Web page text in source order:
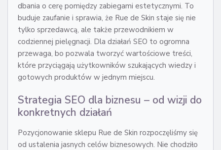
dbania o cerę pomiędzy zabiegami estetycznymi. To
buduje zaufanie i sprawia, że Rue de Skin staje się nie
tylko sprzedawcą, ale także przewodnikiem w
codziennej pielęgnacji. Dla działań SEO to ogromna
przewaga, bo pozwala tworzyć wartościowe treści,
które przyciągają użytkowników szukających wiedzy i
gotowych produktów w jednym miejscu.
Strategia SEO dla biznesu – od wizji do
konkretnych działań
Pozycjonowanie sklepu Rue de Skin rozpoczęliśmy się
od ustalenia jasnych celów biznesowych. Nie chodziło